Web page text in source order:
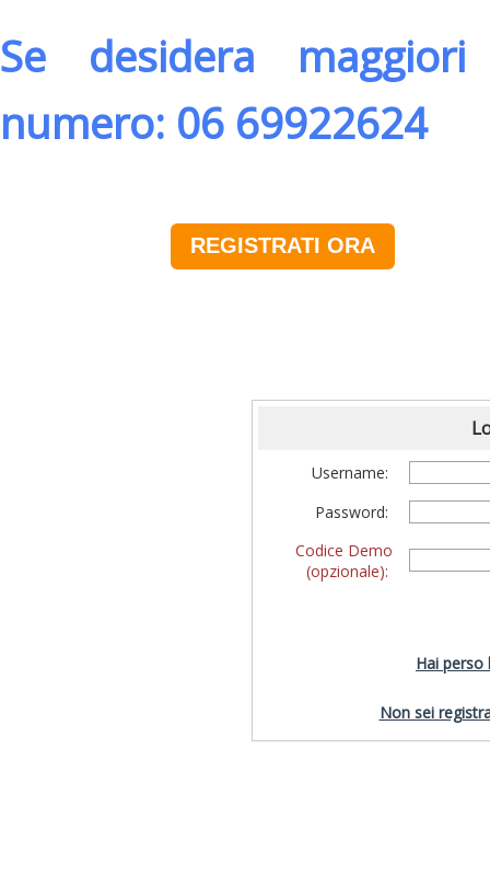
Se desidera
numero: 06 69922624
REGISTRATI ORA
Username:
Password:
Codice Demo
(opzionale):
Hai perso
Non sei